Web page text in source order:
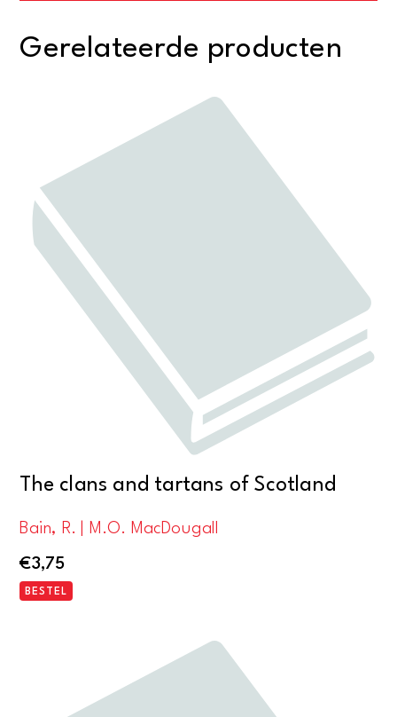
Gerelateerde producten
The clans and tartans of Scotland
Bain, R. | M.O. MacDougall
€3,75
BESTEL